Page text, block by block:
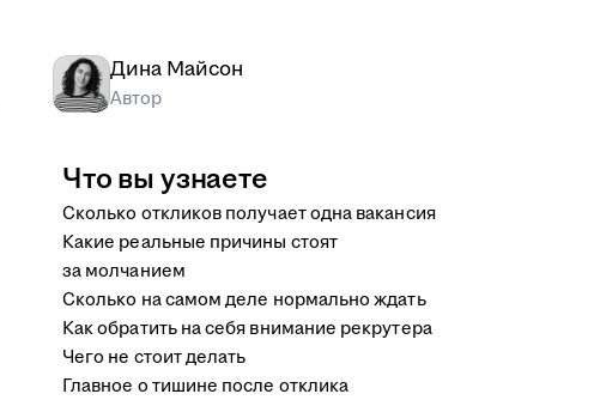
Дина Майсон
Автор
Что вы узнаете
Сколько откликов получает одна вакансия
Какие реальные причины стоят
за молчанием
Сколько на самом деле нормально ждать
Как обратить на себя внимание рекрутера
Чего не стоит делать
Главное о тишине после отклика